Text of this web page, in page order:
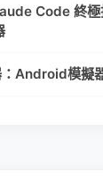
Code 終極
：Android模擬